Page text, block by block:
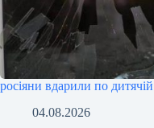
росіяни вдарили по
04.08.2026